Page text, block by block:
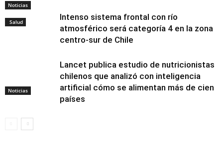
Noticias
Salud
Noticias
Intenso sistema frontal con río
atmosférico será categoría 4 en la zona
centro-sur de Chile
Lancet publica estudio de nutricionistas
chilenos que analizó con inteligencia
artificial cómo se alimentan más de cien
países